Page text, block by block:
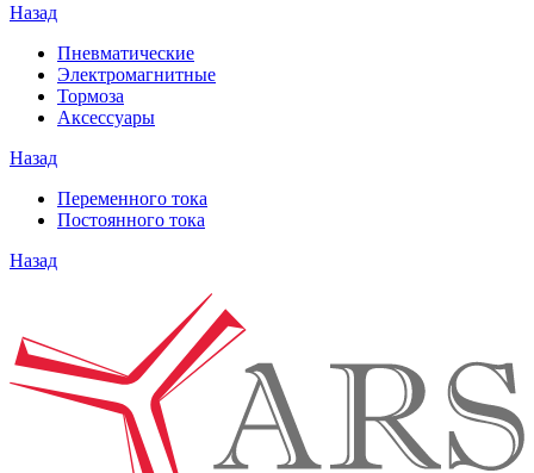
Назад
Пневматические
Электромагнитные
Тормоза
Аксессуары
Назад
Переменного тока
Постоянного тока
Назад